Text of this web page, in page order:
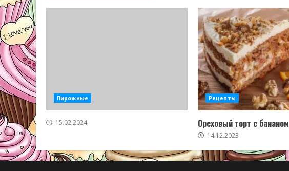
Пирожные
15.02.2024
Рецепты
Ореховый торт с бананом
14.12.2023